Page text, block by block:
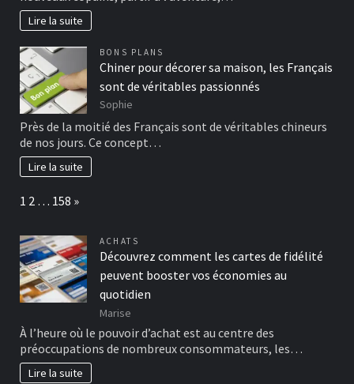
Lire la suite
BONS PLANS
Chiner pour décorer sa maison, les Français
sont de véritables passionnés
Sophie
Près de la moitié des Français sont de véritables chineurs
de nos jours. Ce concept…
Lire la suite
Page:
1 2 … 158 Next
»
ACHATS
Découvrez comment les cartes de fidélité
peuvent booster vos économies au
quotidien
Marise
À l’heure où le pouvoir d’achat est au centre des
préoccupations de nombreux consommateurs, les…
Lire la suite